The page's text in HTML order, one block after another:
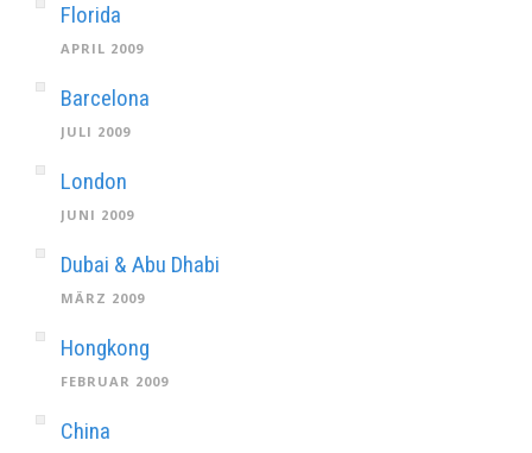
Florida
APRIL 2009
Barcelona
JULI 2009
London
JUNI 2009
Dubai & Abu Dhabi
MÄRZ 2009
Hongkong
FEBRUAR 2009
China